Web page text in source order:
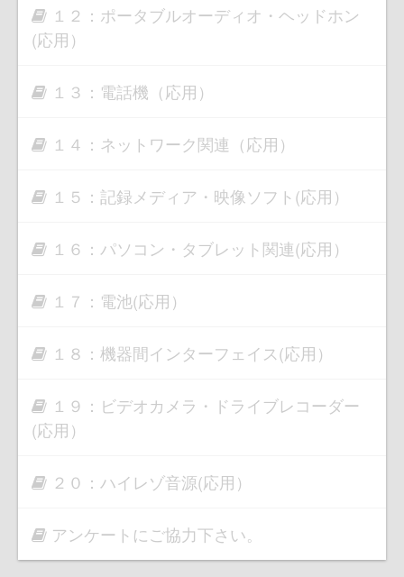
１２：ポータブルオーディオ・ヘッドホン
(応用）
１３：電話機（応用）
１４：ネットワーク関連（応用）
１５：記録メディア・映像ソフト(応用）
１６：パソコン・タブレット関連(応用）
１７：電池(応用）
１８：機器間インターフェイス(応用）
１９：ビデオカメラ・ドライブレコーダー
(応用）
２０：ハイレゾ音源(応用）
アンケートにご協力下さい。